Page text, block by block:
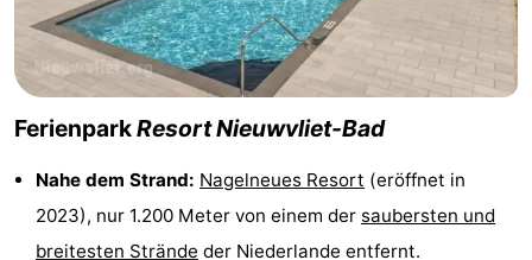
Minigolfplätze
Wellness-
Zentren
Dörfer
FerienparkResort Nieuwvliet-Bad
Nahe dem Strand: Nagelneues Resort (eröffnet in
2023), nur 1.200 Meter von einem der saubersten und
breitesten Strände der Niederlande entfernt.